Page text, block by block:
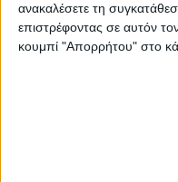
ανακαλέσετε τη
επιστρέφοντας σε αυτόν
κουμπί "Απορρήτου" στο
Περιπέτεια για
Γιάννη Σκόκα